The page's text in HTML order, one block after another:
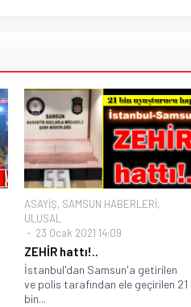
ASAYİŞ, SAMSUN HABERLERİ,
ULUSAL
23 Ocak 2021 14:09
ZEHİR hattı!..
İstanbul'dan Samsun'a getirilen
ve polis tarafından ele geçirilen 21
bin...